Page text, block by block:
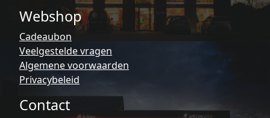
Webshop
Cadeaubon
Veelgestelde vragen
Algemene voorwaarden
Privacybeleid
Contact